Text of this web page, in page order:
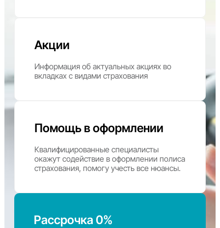
Акции
Информация об актуальных акциях во
вкладках с видами страхования
Помощь в оформлении
Квалифицированные специалисты
окажут содействие в оформлении полиса
страхования, помогу учесть все нюансы.
Рассрочка 0%